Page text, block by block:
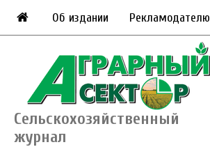
Об издании Рекламодателю
Сельскохозяйственный
журнал